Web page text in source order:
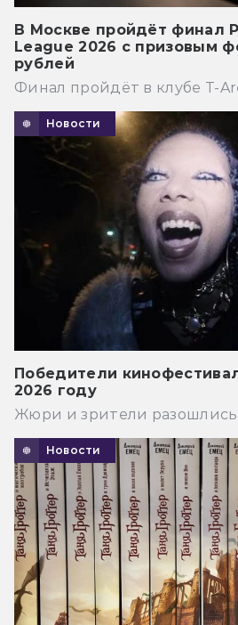
В Москве пройдёт финал
League 2026 с призовым
рублей
Финал пройдёт в клубе T-
Новости
Победители
2026 году
Жюри и зрители
Новости